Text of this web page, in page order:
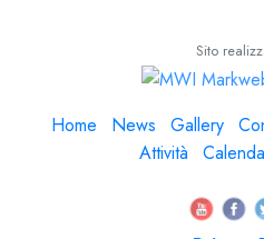
Sito
Home News Gallery
Attività